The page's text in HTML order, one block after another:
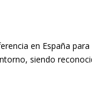
en España
siendo